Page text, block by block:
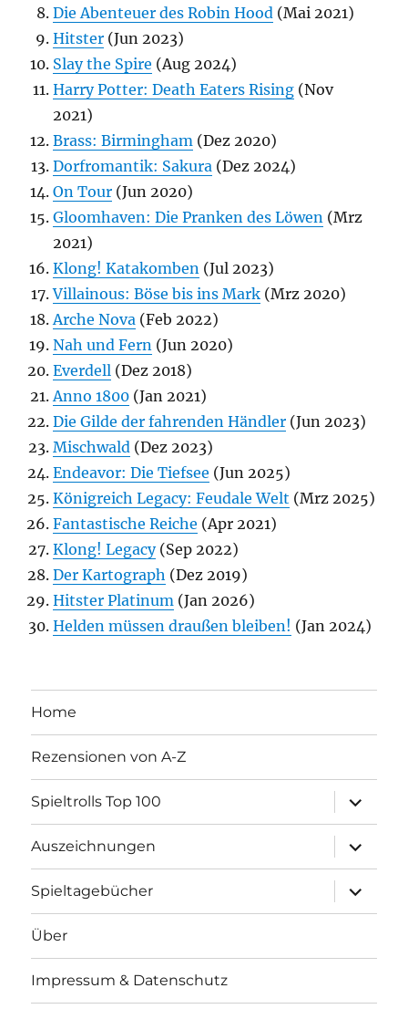
Die Abenteuer des Robin Hood (Mai 2021)
Hitster (Jun 2023)
Slay the Spire (Aug 2024)
Harry Potter: Death Eaters Rising (Nov
2021)
Brass: Birmingham (Dez 2020)
Dorfromantik: Sakura (Dez 2024)
On Tour (Jun 2020)
Gloomhaven: Die Pranken des Löwen (Mrz
2021)
Klong! Katakomben (Jul 2023)
Villainous: Böse bis ins Mark (Mrz 2020)
Arche Nova (Feb 2022)
Nah und Fern (Jun 2020)
Everdell (Dez 2018)
Anno 1800 (Jan 2021)
Die Gilde der fahrenden Händler (Jun 2023)
Mischwald (Dez 2023)
Endeavor: Die Tiefsee (Jun 2025)
Königreich Legacy: Feudale Welt (Mrz 2025)
Fantastische Reiche (Apr 2021)
Klong! Legacy(Sep 2022)
Der Kartograph (Dez 2019)
Hitster Platinum (Jan 2026)
Helden müssen draußen bleiben! (Jan 2024)
Home
Rezensionen von A-Z
Spieltrolls Top 100
öffnen
Auszeichnungen
öffnen
Spieltagebücher
öffnen
Über
Impressum & Datenschutz